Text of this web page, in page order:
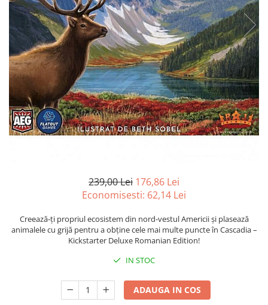
Protectii carti (Sleeves)
Playmats
Deck Boxes/Cutii pentru carti
Portofolii/ Clasoare pentru carti
The Army Painter
Organizatoare
Zaruri
Carti
Carti de joc
Tricouri
239,00 Lei 176,86 Lei
Economisesti: 62,14 Lei
Creează-ți propriul ecosistem din nord-vestul Americii și plasează
animalele cu grijă pentru a obține cele mai multe puncte în Cascadia –
Kickstarter Deluxe Romanian Edition!
IN STOC
ADAUGA IN COS